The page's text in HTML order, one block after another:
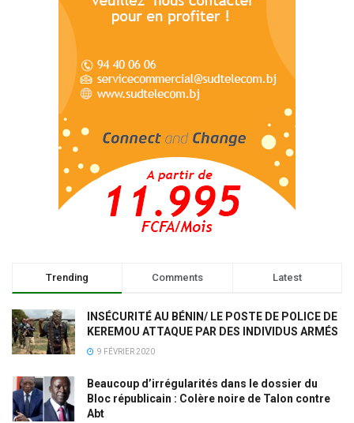
Trending Comments Latest
INSÉCURITÉ AU BÉNIN/ LE POSTE DE POLICE DE
KEREMOU ATTAQUE PAR DES INDIVIDUS ARMÉS
9 FÉVRIER 2020
Beaucoup d’irrégularités dans le dossier du
Bloc républicain : Colère noire de Talon contre
Abt